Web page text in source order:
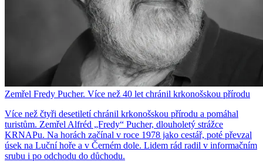
Zemřel Fredy Pucher. Více než 40 let chránil krkonošskou přírodu
Více než čtyři desetiletí chránil krkonošskou přírodu a pomáhal
turistům. Zemřel Alfréd „Fredy“ Pucher, dlouholetý strážce
KRNAPu. Na horách začínal v roce 1978 jako cestář, poté převzal
úsek na Luční hoře a v Černém dole. Lidem rád radil v informačním
srubu i po odchodu do důchodu.